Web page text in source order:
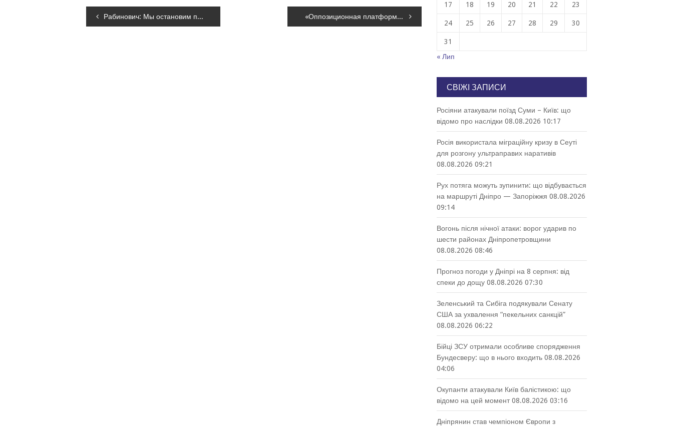
Навігація
Рабинович: Мы остановим преступную приватизацию и вернем Украине ее промышленность «Оппозиционная платформа – За життя» Рабиновича уверенно держится на первых строках рейтингов, – опрос
17 18 19 20 21 22 23
24 25 26 27 28 29 30
31
« Лип
СВІЖІ ЗАПИСИ
Росіяни атакували поїзд Суми – Київ: що
відомо про наслідки 08.08.2026 10:17
Росія використала міграційну кризу в Сеуті
для розгону ультраправих наративів
08.08.2026 09:21
Рух потяга можуть зупинити: що відбувається
на маршруті Дніпро — Запоріжжя 08.08.2026
09:14
Вогонь після нічної атаки: ворог ударив по
шести районах Дніпропетровщини
08.08.2026 08:46
Прогноз погоди у Дніпрі на 8 серпня: від
спеки до дощу 08.08.2026 07:30
Зеленський та Сибіга подякували Сенату
США за ухвалення “пекельних санкцій”
08.08.2026 06:22
Бійці ЗСУ отримали особливе спорядження
Бундесверу: що в нього входить 08.08.2026
04:06
Окупанти атакували Київ балістикою: що
відомо на цей момент 08.08.2026 03:16
Дніпрянин став чемпіоном Європи з